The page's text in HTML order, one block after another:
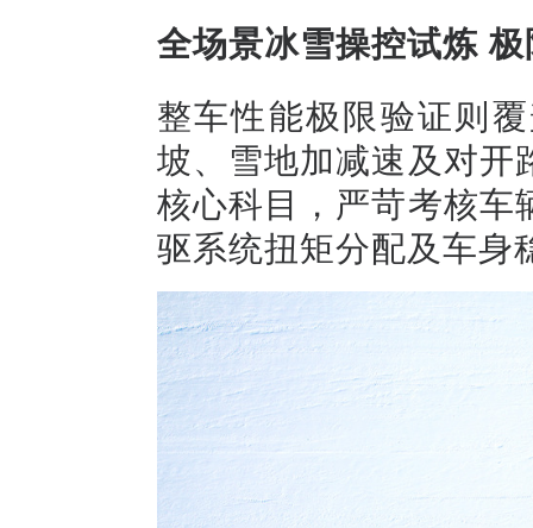
全场景冰雪操控试炼
整车性能极限验证则
坡、雪地加减速及对
核心科目，严苛考核
驱系统扭矩分配及车身